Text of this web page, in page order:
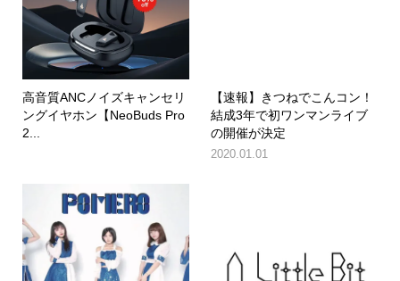
高音質ANCノイズキャンセリ
ングイヤホン【NeoBuds Pro
2...
【速報】きつねでこんコン！
結成3年で初ワンマンライブ
の開催が決定
2020.01.01